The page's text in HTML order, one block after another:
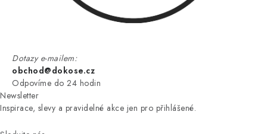
Dotazy e-mailem:
obchod@dokose.cz
Odpovíme do 24 hodin
Newsletter
Inspirace, slevy a pravidelné akce jen pro přihlášené.